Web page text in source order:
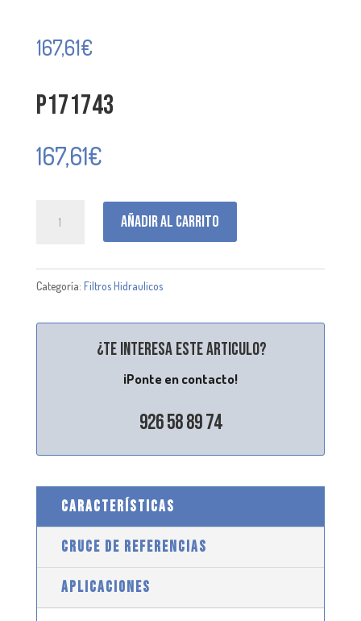
167,61€
P171743
167,61€
Añadir al carrito
Categoría: Filtros Hidraulicos
¿Te interesa este articulo?
¡Ponte en contacto!
926 58 89 74
CARACTERÍSTICAS
CRUCE DE REFERENCIAS
APLICACIONES